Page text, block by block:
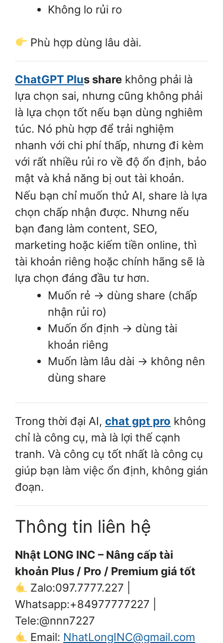
Không lo rủi ro
Phù hợp dùng lâu dài.
ChatGPT Plus share không phải là
lựa chọn sai, nhưng cũng không phải
là lựa chọn tốt nếu bạn dùng nghiêm
túc. Nó phù hợp để trải nghiệm
nhanh với chi phí thấp, nhưng đi kèm
với rất nhiều rủi ro về độ ổn định, bảo
mật và khả năng bị out tài khoản.
Nếu bạn chỉ muốn thử AI, share là lựa
chọn chấp nhận được. Nhưng nếu
bạn đang làm content, SEO,
marketing hoặc kiếm tiền online, thì
tài khoản riêng hoặc chính hãng sẽ là
lựa chọn đáng đầu tư hơn.
Muốn rẻ → dùng share (chấp
nhận rủi ro)
Muốn ổn định → dùng tài
khoản riêng
Muốn làm lâu dài → không nên
dùng share
Trong thời đại AI, chat gpt pro không
chỉ là công cụ, mà là lợi thế cạnh
tranh. Và công cụ tốt nhất là công cụ
giúp bạn làm việc ổn định, không gián
đoạn.
Thông tin liên hệ
Nhật LONG INC – Nâng cấp tài
khoản Plus / Pro / Premium giá tốt
Zalo:097.7777.227 |
Whatsapp:+84977777227 |
Tele:@nnn7227
Email: NhatLongINC@gmail.com